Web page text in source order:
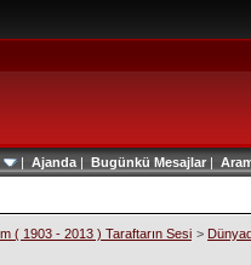
| Ajanda | Bugünkü Mesajlar|
( 1903 - 2013 ) Taraftarın Sesi >